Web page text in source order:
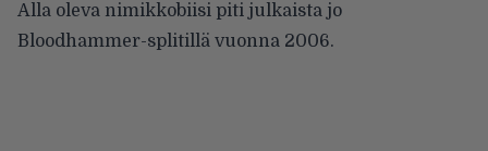
Alla oleva nimikkobiisi piti julkaista jo
Bloodhammer-splitillä vuonna 2006.